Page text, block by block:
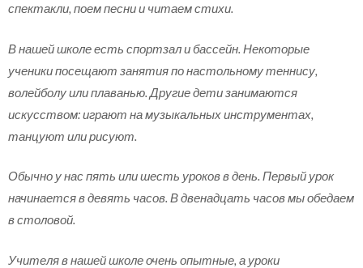
спектакли, поем песни и читаем стихи.
В нашей школе есть спортзал и бассейн. Некоторые
ученики посещают занятия по настольному теннису,
волейболу или плаванью. Другие дети занимаются
искусством: играют на музыкальных инструментах,
танцуют или рисуют.
Обычно у нас пять или шесть уроков в день. Первый урок
начинается в девять часов. В двенадцать часов мы обедаем
в столовой.
Учителя в нашей школе очень опытные, а уроки